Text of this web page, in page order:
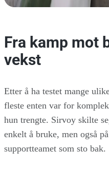
Fra kamp mot
vekst
Etter å ha testet mange
fleste enten var for
hun trengte. Sirvoy skilte
enkelt å bruke, men også
supportteamet som sto bak.